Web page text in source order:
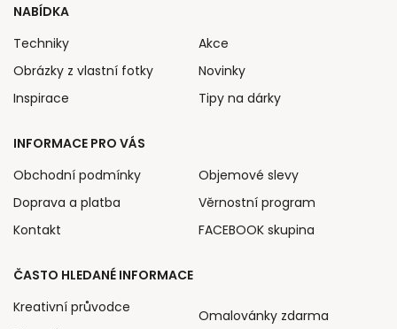
NABÍDKA
Techniky
Obrázky z vlastní fotky
Inspirace
Akce
Novinky
Tipy na dárky
INFORMACE PRO VÁS
Obchodní podmínky
Doprava a platba
Kontakt
Objemové slevy
Věrnostní program
FACEBOOK skupina
ČASTO HLEDANÉ INFORMACE
Kreativní průvodce
Omalovánky zdarma